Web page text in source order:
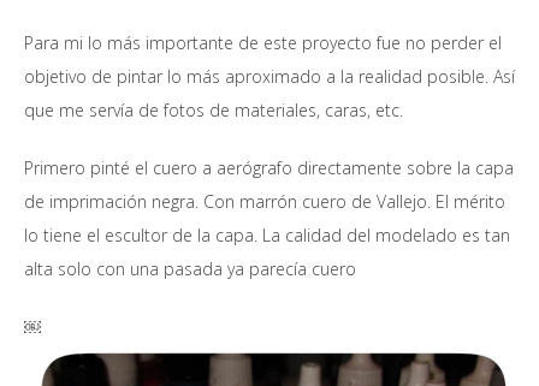
Para mi lo más importante de este proyecto fue no perder el
objetivo de pintar lo más aproximado a la realidad posible. Así
que me servía de fotos de materiales, caras, etc.
Primero pinté el cuero a aerógrafo directamente sobre la capa
de imprimación negra. Con marrón cuero de Vallejo. El mérito
lo tiene el escultor de la capa. La calidad del modelado es tan
alta solo con una pasada ya parecía cuero
￼